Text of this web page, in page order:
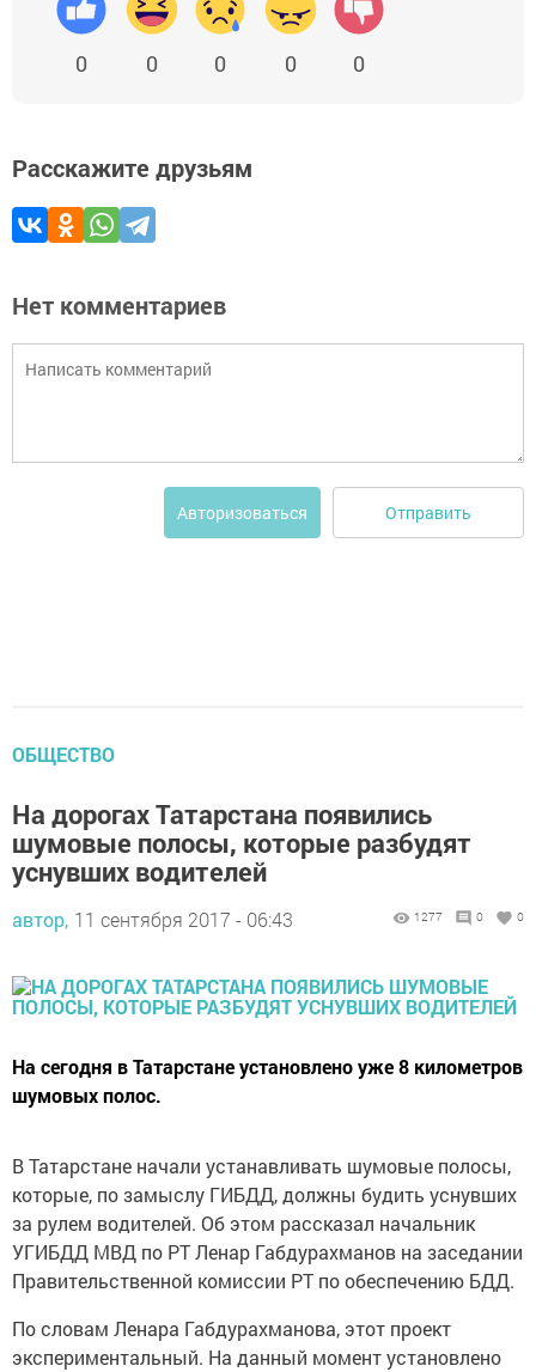
0 0 0 0 0
Расскажите друзьям
Нет комментариев
Авторизоваться Отправить
ОБЩЕСТВО
На дорогах Татарстана появились
шумовые полосы, которые разбудят
уснувших водителей
автор, 11 сентября 2017 - 06:43 1277 0 0
На сегодня в Татарстане установлено уже 8 километров
шумовых полос.
В Татарстане начали устанавливать шумовые полосы,
которые, по замыслу ГИБДД, должны будить уснувших
за рулем водителей. Об этом рассказал начальник
УГИБДД МВД по РТ Ленар Габдурахманов на заседании
Правительственной комиссии РТ по обеспечению БДД.
По словам Ленара Габдурахманова, этот проект
экспериментальный. На данный момент установлено